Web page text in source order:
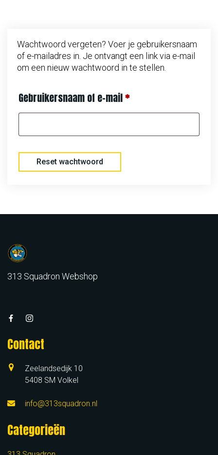
Wachtwoord vergeten? Voer je gebruikersnaam
of e-mailadres in. Je ontvangt een link via e-mail
om een nieuw wachtwoord in te stellen.
Gebruikersnaam of e-mail*V
e
r
t
Reset wachtwoord
313 Squadron Webshop
Contact
Zeelandsedijk 10
5408 SM Volkel
info@313squadron.nl
Categorieën